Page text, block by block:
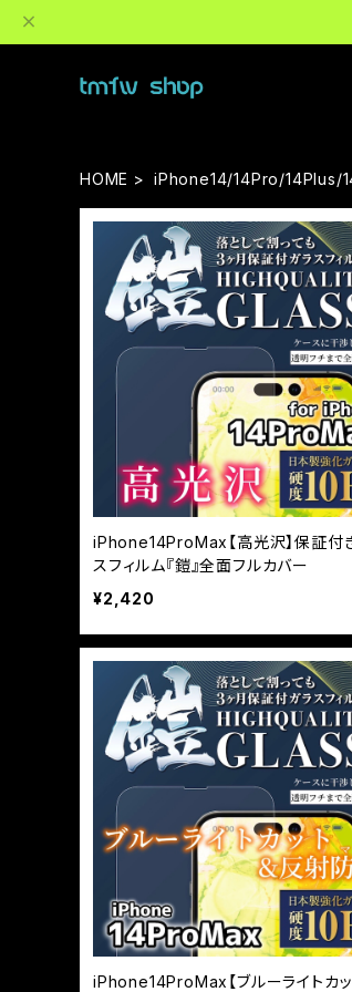
HOME iPhone14/14Pro/14Plus/
iPhone14ProMax【高光沢】保証付
スフィルム『鎧』全面フルカバー
¥2,420
iPhone14ProMax【ブルーライトカッ